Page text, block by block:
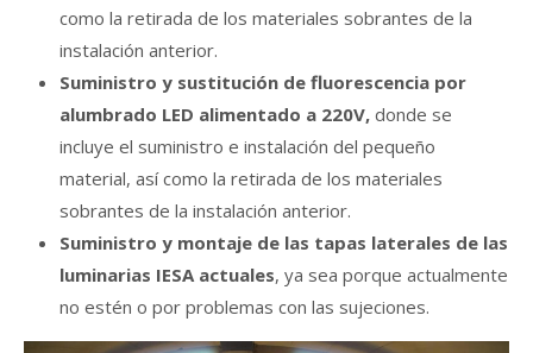
como la retirada de los materiales sobrantes de la
instalación anterior.
Suministro y sustitución de fluorescencia por
alumbrado LED alimentado a 220V, donde se
incluye el suministro e instalación del pequeño
material, así como la retirada de los materiales
sobrantes de la instalación anterior.
Suministro y montaje de las tapas laterales de las
luminarias IESA actuales, ya sea porque actualmente
no estén o por problemas con las sujeciones.